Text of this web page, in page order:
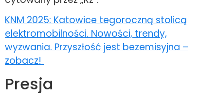
KNM 2025: Katowice tegoroczną stolicą
elektromobilności. Nowości, trendy,
wyzwania. Przyszłość jest bezemisyjna –
zobacz!
Presja